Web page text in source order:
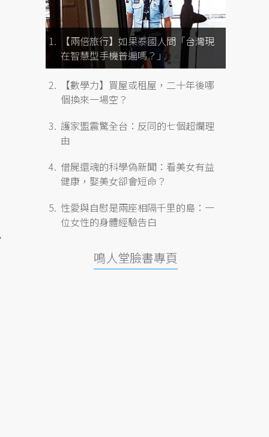
【兩倍旅行】如果泰國人問「台灣現
在智慧型手機普遍嗎？」
【數學力】買屋或租屋，二十年後哪
個換來一場空？
護家盟震驚全台：反同的七個超爛理
由
借屍還魂的科學偽新聞：看美女有益
健康，娶美女卻會短命？
性愛與自慰是兩座相隔千里的島：一
位女性的身體經驗告白
鳴人堂臉書專頁